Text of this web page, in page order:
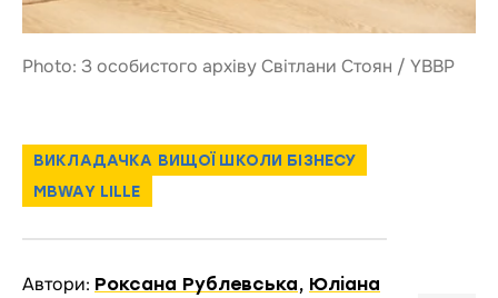
Photo: З особистого архіву Світлани Стоян / YBBP
ВИКЛАДАЧКА ВИЩОЇ ШКОЛИ БІЗНЕСУ
MBWAY LILLE
Автори: Роксана Рублевська, Юліана